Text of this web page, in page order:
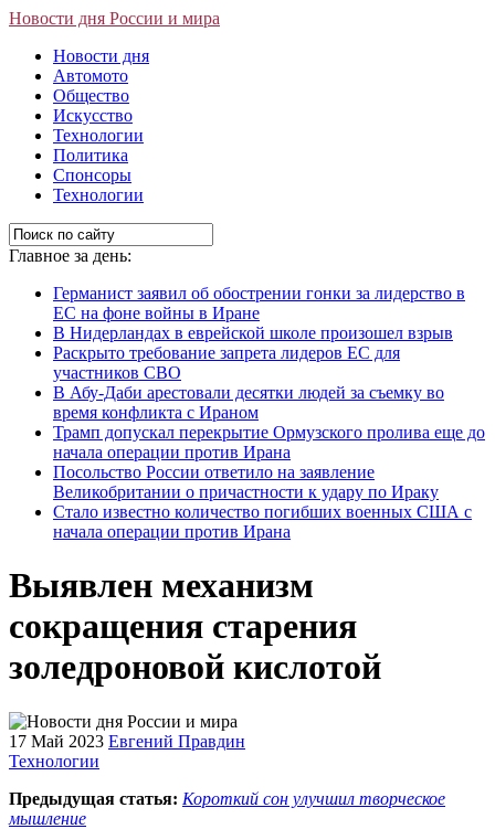
Новости дня России и мира
Новости дня
Автомото
Общество
Искусство
Технологии
Политика
Спонсоры
Технологии
Главное за день:
Германист заявил об обострении гонки за лидерство в
ЕС на фоне войны в Иране
В Нидерландах в еврейской школе произошел взрыв
Раскрыто требование запрета лидеров ЕС для
участников СВО
В Абу-Даби арестовали десятки людей за съемку во
время конфликта с Ираном
Трамп допускал перекрытие Ормузского пролива еще до
начала операции против Ирана
Посольство России ответило на заявление
Великобритании о причастности к удару по Ираку
Стало известно количество погибших военных США с
начала операции против Ирана
Выявлен механизм
сокращения старения
золедроновой кислотой
17 Май 2023 Евгений Правдин
Технологии
Предыдущая статья: Короткий сон улучшил творческое
мышление